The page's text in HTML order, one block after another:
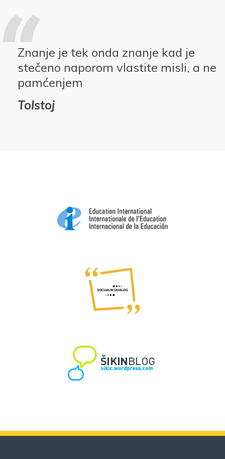
Znanje je tek onda znanje kad je
stečeno naporom vlastite misli, a ne
pamćenjem
Tolstoj